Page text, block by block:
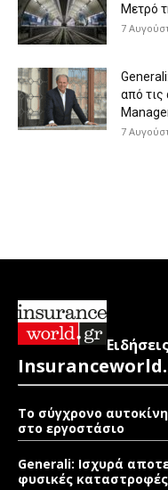
Μετρό
7
από τις
7
Το σύγχρονο
στο εργοστάσιο
Generali: Ισχυρά
φυσικές καταστροφές